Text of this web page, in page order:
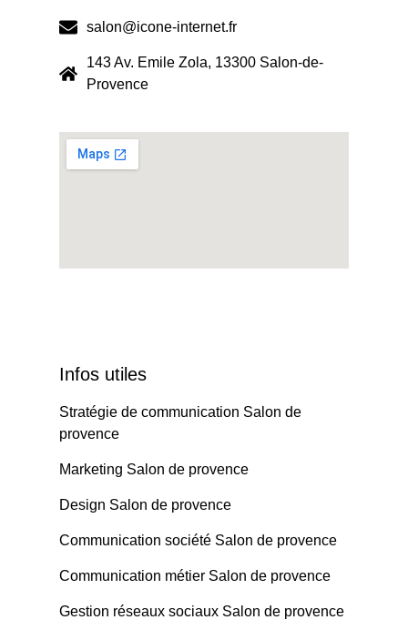
salon@icone-internet.fr
143 Av. Emile Zola, 13300 Salon-de-
Provence
Infos utiles
Stratégie de communication Salon de
provence
Marketing Salon de provence
Design Salon de provence
Communication société Salon de provence
Communication métier Salon de provence
Gestion réseaux sociaux Salon de provence